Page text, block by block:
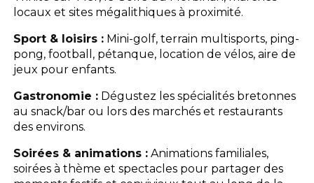
locaux et sites mégalithiques à proximité.
Sport & loisirs : Mini-golf, terrain multisports, ping-
pong, football, pétanque, location de vélos, aire de
jeux pour enfants.
Gastronomie : Dégustez les spécialités bretonnes
au snack/bar ou lors des marchés et restaurants
des environs.
Soirées & animations : Animations familiales,
soirées à thème et spectacles pour partager des